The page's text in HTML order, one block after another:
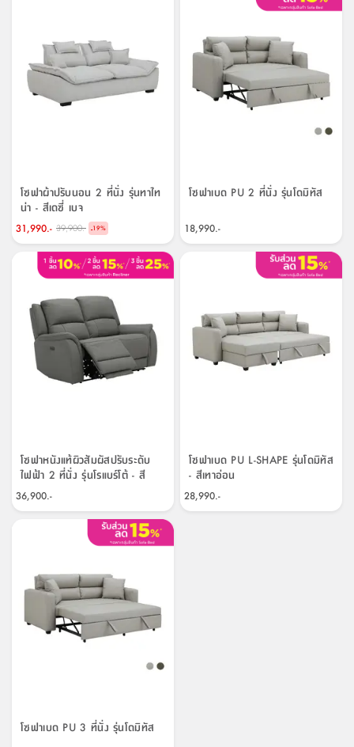
โซฟาผ้าปรับนอน 2 ที่นั่ง รุ่นทาไท
น่า - สีเดซี่ เบจ
31,990.- 39,900.- -19%
โซฟาเบด PU 2 ที่นั่ง รุ่นโดมิทัส
18,990.-
โซฟาหนังแท้ผิวสัมผัสปรับระดับ
ไฟฟ้า 2 ที่นั่ง รุ่นโรแบร์โต้ - สี
ลาวา เกรย์
36,900.-
โซฟาเบด PU L-SHAPE รุ่นโดมิทัส
- สีเทาอ่อน
28,990.-
โซฟาเบด PU 3 ที่นั่ง รุ่นโดมิทัส